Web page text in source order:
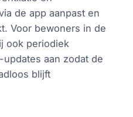
de app aanpast en
Voor bewoners in de
ook periodiek
aan zodat de
blijft